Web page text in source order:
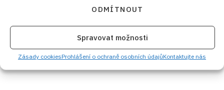
ODMÍTNOUT
Spravovat možnosti
Zásady cookiesProhlášení o ochraně osobních údajůKontaktujte nás